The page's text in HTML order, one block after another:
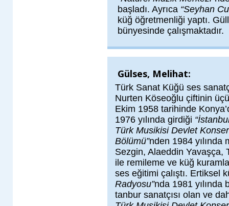
başladı. Ayrıca “Seyhan
küğ öğretmenliği yaptı.
bünyesinde çalışmaktadır.
Gülses, Melihat:
Türk Sanat Küğü ses
Nurten Köseoğlu çiftinin
Ekim 1958 tarihinde
1976 yılında girdiği
Türk Musikisi Devlet
Bölümü”nden 1984 yılında
Sezgin, Alaeddin Yavaşça,
ile remileme ve küğ
ses eğitimi çalıştı. Ertiksel
Radyosu”nda 1981 yılında
tanbur sanatçısı olan ve